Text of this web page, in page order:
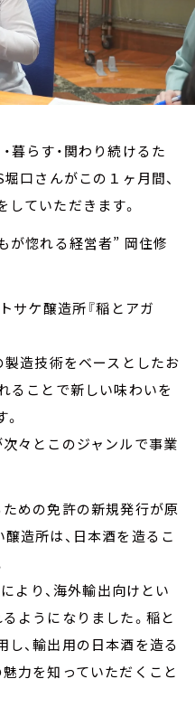
暮らす・関わり続けるた
口さんがこの１ヶ月間、
ていただきます。
が惚れる経営者” 岡住修
サケ醸造所『稲とアガ
製造技術をベースとしたお
ることで新しい味わいを
々とこのジャンルで事業
めの免許の新規発行が原
造所は、日本酒を造るこ
より、海外輸出向けとい
ようになりました。稲と
、輸出用の日本酒を造る
力を知っていただくこと